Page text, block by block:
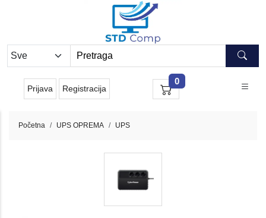
Prijava Registracija
0
Početna UPS OPREMA UPS